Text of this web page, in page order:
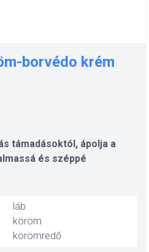
borvédo krém
támadásoktól, ápolja a
és széppé
láb
köröm
körömredő